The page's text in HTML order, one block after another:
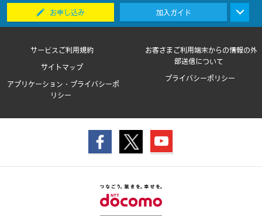
お申し込み 加入ガイド
サービスご利用規約
お客さまご利用端末からの情報の外
部送信について
サイトマップ
プライバシーポリシー
アプリケーション・プライバシーポ
リシー